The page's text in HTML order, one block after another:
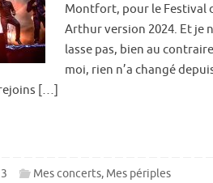
Montfort, pour le Festival
Arthur version 2024. Et je
lasse pas, bien au
moi, rien n’a changé
[…]
Mes concerts, Mes périples